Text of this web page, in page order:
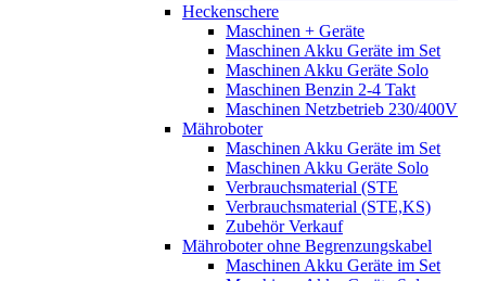
Heckenschere
Maschinen + Geräte
Maschinen Akku Geräte im Set
Maschinen Akku Geräte Solo
Maschinen Benzin 2-4 Takt
Maschinen Netzbetrieb 230/400V
Mähroboter
Maschinen Akku Geräte im Set
Maschinen Akku Geräte Solo
Verbrauchsmaterial (STE
Verbrauchsmaterial (STE,KS)
Zubehör Verkauf
Mähroboter ohne Begrenzungskabel
Maschinen Akku Geräte im Set